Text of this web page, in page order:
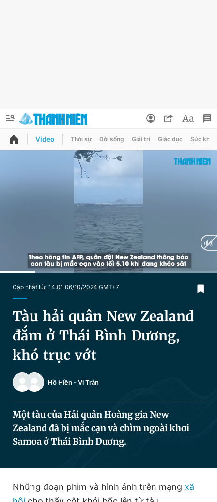
QUẢNG CÁO
Chào ngày mới Tin 24h
Video Magazine
Sản phẩm khác
Thông tin tòa soạn
Đọc Thanh Niên trên điện thoại
Thông tin tài khoản
Đăng xuất
Video Thời sự Đời sống Giải trí Giáo dục Sức khỏe
Cập nhật lúc 14:01 06/10/2024 GMT+7
Tàu hải quân New Zealand
đắm ở Thái Bình Dương,
khó trục vớt
Hồ Hiền -Vi Trân
Một tàu của Hải quân Hoàng gia New
Zealand đã bị mắc cạn và chìm ngoài khơi
Samoa ở Thái Bình Dương.
Những đoạn phim và hình ảnh trên mạng xã